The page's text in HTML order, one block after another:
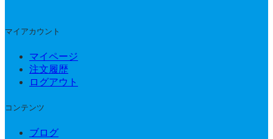
マイアカウント
マイページ
注文履歴
ログアウト
コンテンツ
ブログ